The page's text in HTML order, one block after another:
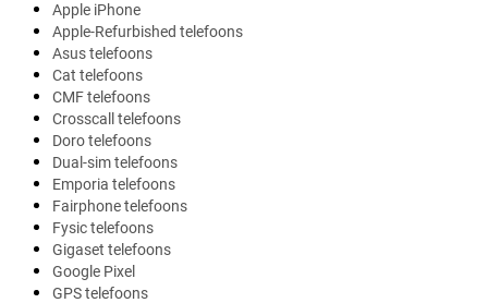
Apple iPhone
Apple-Refurbished telefoons
Asus telefoons
Cat telefoons
CMF telefoons
Crosscall telefoons
Doro telefoons
Dual-sim telefoons
Emporia telefoons
Fairphone telefoons
Fysic telefoons
Gigaset telefoons
Google Pixel
GPS telefoons